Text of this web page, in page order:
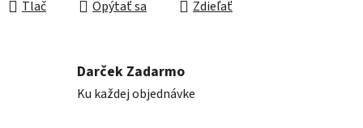
Tlač Opýtať sa Zdieľať
Darček Zadarmo
Ku každej objednávke